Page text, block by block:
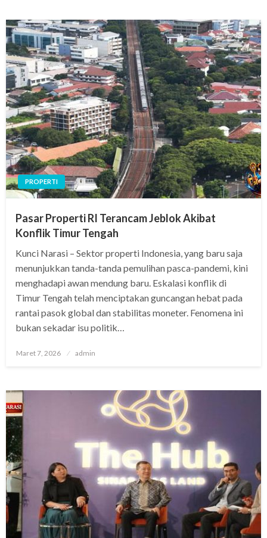
PROPERTI
Pasar Properti RI Terancam Jeblok Akibat
Konflik Timur Tengah
Kunci Narasi – Sektor properti Indonesia, yang baru saja
menunjukkan tanda-tanda pemulihan pasca-pandemi, kini
menghadapi awan mendung baru. Eskalasi konflik di
Timur Tengah telah menciptakan guncangan hebat pada
rantai pasok global dan stabilitas moneter. Fenomena ini
bukan sekadar isu politik…
Posted
Maret 7, 2026 admin